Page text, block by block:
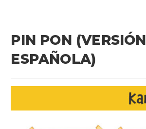
PIN PON (VERSIÓN
ESPAÑOLA)